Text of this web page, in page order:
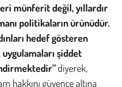
münferit değil, yıllardır
politikaların ürünüdür.
hedef gösteren
şiddet
diyerek,
hakkını güvence altına